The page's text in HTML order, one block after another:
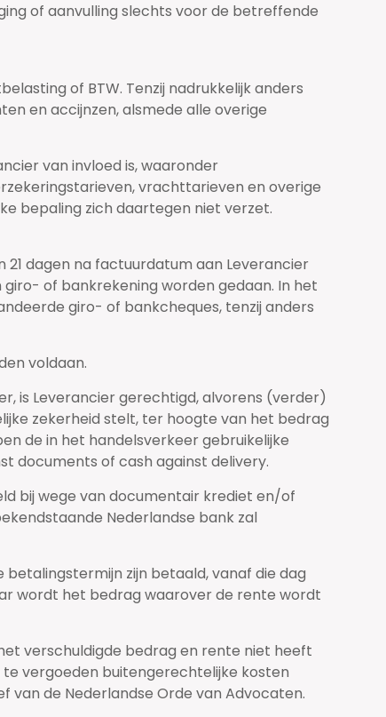
of aanvulling slechts voor de betreffende
of BTW. Tenzij nadrukkelijk anders
en accijnzen, alsmede alle overige
van invloed is, waaronder
vrachttarieven en overige
bepaling zich daartegen niet verzet.
dagen na factuurdatum aan Leverancier
of bankrekening worden gedaan. In het
giro- of bankcheques, tenzij anders
voldaan.
is Leverancier gerechtigd, alvorens (verder)
zekerheid stelt, ter hoogte van het bedrag
de in het handelsverkeer gebruikelijke
documents of cash against delivery.
bij wege van documentair krediet en/of
Nederlandse bank zal
zijn betaald, vanaf die dag
wordt het bedrag waarover de rente wordt
verschuldigde bedrag en rente niet heeft
vergoeden buitengerechtelijke kosten
de Nederlandse Orde van Advocaten.